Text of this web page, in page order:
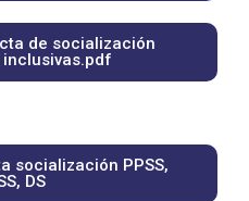
de socialización
socialización PPSS,
DS